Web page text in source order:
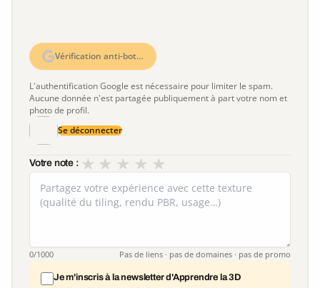
Vérification anti-bot…
L'authentification Google est nécessaire pour limiter le spam.
Aucune donnée n'est partagée publiquement à part votre nom et
photo de profil.
Se déconnecter
Votre note : ★
★
★
★
★
0/1000 Pas de liens · pas de domaines · pas de promo
Je m'inscris à la newsletter d'Apprendre la 3D